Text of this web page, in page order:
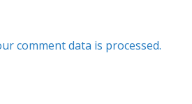
comment data is processed.